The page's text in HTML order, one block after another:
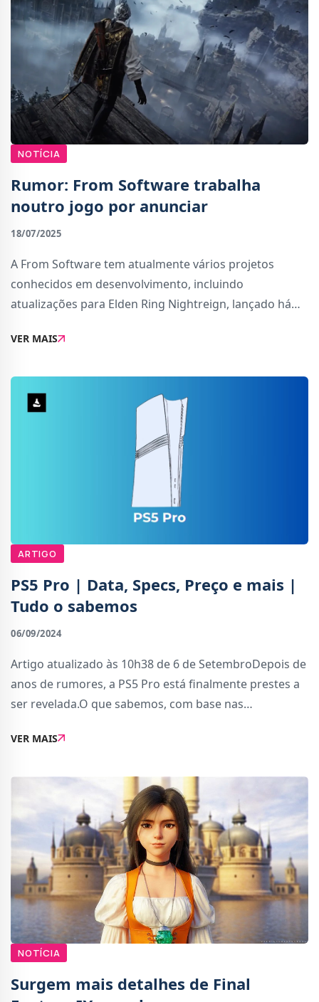
NOTÍCIA
Rumor: From Software trabalha
noutro jogo por anunciar
18/07/2025
A From Software tem atualmente vários projetos
conhecidos em desenvolvimento, incluindo
atualizações para Elden Ring Nightreign, lançado há
projeto exclusivo para a Nintendo Switch 2.Segundo
VER MAIS
ARTIGO
PS5 Pro | Data, Specs, Preço e mais |
Tudo o sabemos
06/09/2024
Artigo atualizado às 10h38 de 6 de SetembroDepois de
anos de rumores, a PS5 Pro está finalmente prestes a
ser revelada.O que sabemos, com base nas
que o grande anúncio deve ser feito na próx
VER MAIS
NOTÍCIA
Surgem mais detalhes de Final